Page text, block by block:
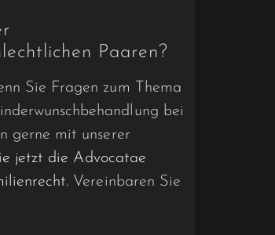
Paaren?
Sie Fragen zum Thema
bei
gerne mit unserer
jetzt die Advocatae
Vereinbaren Sie